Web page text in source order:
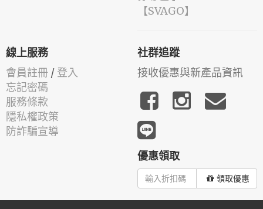
️【SVAGO】️
線上服務
會員註冊 / 登入
忘記密碼
服務條款
隱私權政策
防詐騙宣導
社群追蹤
接收優惠與新產品資訊
優惠領取
領取優惠